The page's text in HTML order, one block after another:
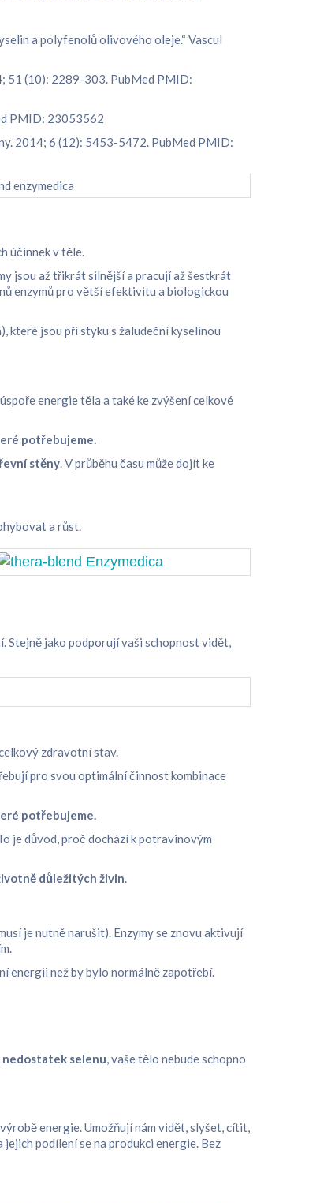
a polyfenolů olivového oleje.“ Vascul
51 (10): 2289-303. PubMed PMID:
PMID: 23053562
2014; 6 (12): 5453-5472. PubMed PMID:
účinnek v těle.
jsou až třikrát silnější a pracují až šestkrát
enzymů pro větší efektivitu a biologickou
které jsou při styku s žaludeční kyselinou
energie těla a také ke zvýšení celkové
potřebujeme.
stěny. V průběhu času může dojít ke
a růst.
Stejně jako podporují vaši schopnost vidět,
zdravotní stav.
pro svou optimální činnost kombinace
potřebujeme.
je důvod, proč dochází k potravinovým
důležitých živin.
je nutně narušit). Enzymy se znovu aktivují
energii než by bylo normálně zapotřebí.
nedostatek selenu, vaše tělo nebude schopno
energie. Umožňují nám vidět, slyšet, cítit,
podílení se na produkci energie. Bez